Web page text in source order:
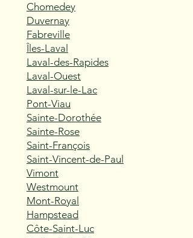
Chomedey
Duvernay
Fabreville
Îles-Laval
Laval-des-Rapides
Laval-Ouest
Laval-sur-le-Lac
Pont-Viau
Sainte-Dorothée
Sainte-Rose
Saint-François
Saint-Vincent-de-Paul
Vimont
Westmount
Mont-Royal
Hampstead
Côte-Saint-Luc